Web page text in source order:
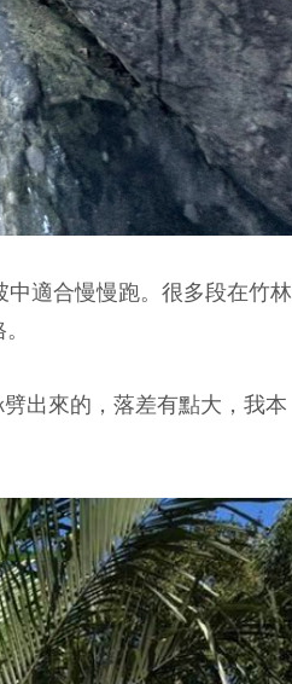
適合慢慢跑。很多段在竹林
出來的，落差有點大，我本